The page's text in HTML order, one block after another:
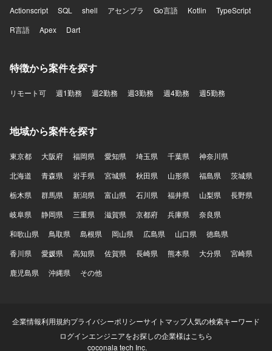
Actionscript
SQL shell アセンブラ Go言語 Kotlin
TypeScript
R言語
Apex Dart
特徴から案件を探す
リモート可 週1勤務 週2勤務 週3勤務 週4勤務 週5勤務
地域から案件を探す
東京都 大阪府 福岡県 愛知県 埼玉県 千葉県
神奈川県
北海道
青森県 岩手県 宮城県 秋田県 山形県 福島県
茨城県
栃木県
群馬県 新潟県 富山県 石川県 福井県 山梨県
長野県
岐阜県
静岡県 三重県 滋賀県 京都府 兵庫県
奈良県
和歌山県
鳥取県 島根県 岡山県 広島県 山口県
徳島県
香川県
愛媛県 高知県 佐賀県 長崎県 熊本県 大分県
宮崎県
鹿児島県
沖縄県 その他
企業情報利用規約プライバシーポリシーサイトマップ人気の検索キーワード
ログインエンジニアをお探しの企業様はこちら
coconala tech Inc.